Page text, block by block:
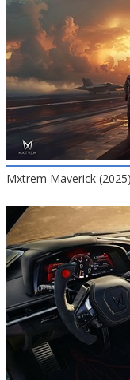
Mxtrem Maverick